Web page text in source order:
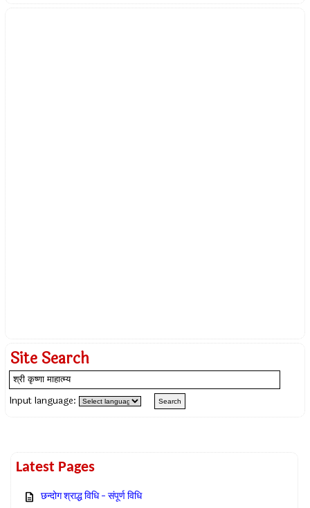
Site Search
Input language:
Latest Pages
छन्दोग श्राद्ध विधि – संपूर्ण विधि